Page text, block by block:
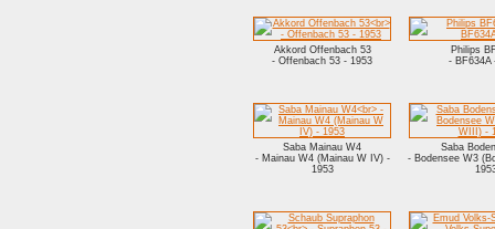
Akkord Offenbach 53
- Offenbach 53 - 1953
Philips
- BF634A
Saba Mainau W4
- Mainau W4 (Mainau W IV) -
1953
Saba
- Bodensee W3